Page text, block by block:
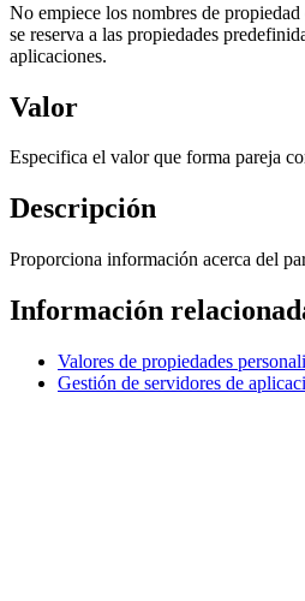
No empiece los nombres de propiedad
se reserva a las propiedades
aplicaciones.
Valor
Especifica el valor que forma pareja
Descripción
Proporciona información acerca del
Información
Valores de propiedades
Gestión de servidores de